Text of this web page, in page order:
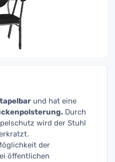
und hat eine
Durch
wird der Stuhl
der
öffentlichen